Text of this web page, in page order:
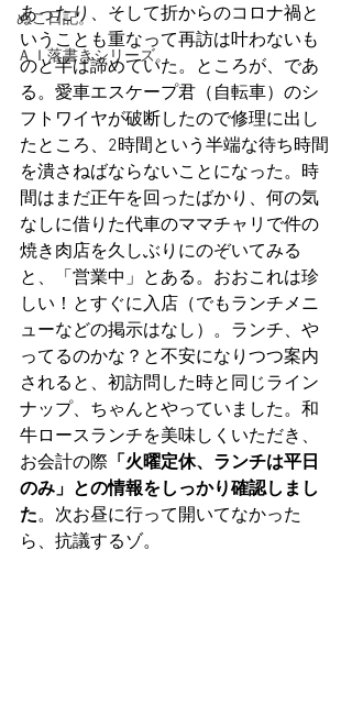
ぬこ日記。
ＡＩ落書きシリーズ。
あったり、そして折からのコロナ禍と
いうことも重なって再訪は叶わないも
のと半ば諦めていた。ところが、であ
る。愛車エスケープ君（自転車）のシ
フトワイヤが破断したので修理に出し
たところ、2時間という半端な待ち時間
を潰さねばならないことになった。時
間はまだ正午を回ったばかり、何の気
なしに借りた代車のママチャリで件の
焼き肉店を久しぶりにのぞいてみる
と、「営業中」とある。おおこれは珍
しい！とすぐに入店（でもランチメニ
ューなどの掲示はなし）。ランチ、や
ってるのかな？と不安になりつつ案内
されると、初訪問した時と同じライン
ナップ、ちゃんとやっていました。和
牛ロースランチを美味しくいただき、
お会計の際 「火曜定休、ランチは平日
のみ」との情報をしっかり確認しまし
た。次お昼に行って開いてなかった
ら、抗議するゾ。